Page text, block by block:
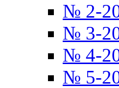
№ 2-
№ 3-
№ 4-
№ 5-